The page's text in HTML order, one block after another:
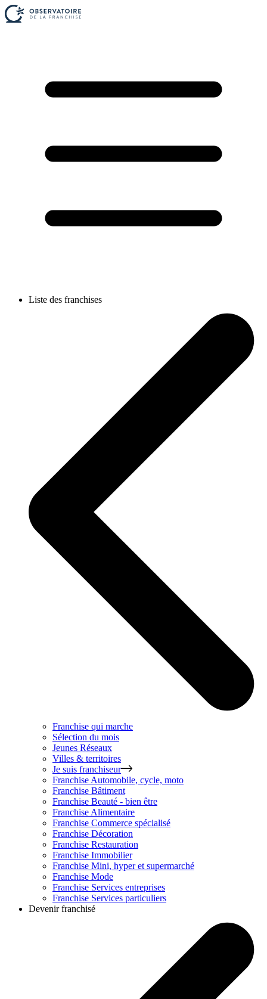
Liste des franchises
Franchise qui marche
Sélection du mois
Jeunes Réseaux
Villes & territoires
Je suis franchiseur
Franchise Automobile, cycle, moto
Franchise Bâtiment
Franchise Beauté - bien être
Franchise Alimentaire
Franchise Commerce spécialisé
Franchise Décoration
Franchise Restauration
Franchise Immobilier
Franchise Mini, hyper et supermarché
Franchise Mode
Franchise Services entreprises
Franchise Services particuliers
Devenir franchisé